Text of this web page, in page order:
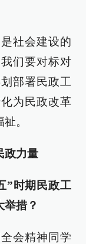
社会建设的
们要对标对
部署民政工
为民政改革
。
政力量
”时期民政工
举措？
会精神同学